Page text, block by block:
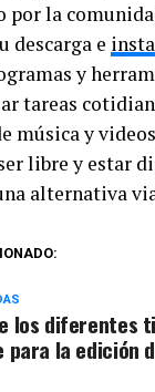
por la
descarga e
y
tareas
música y
libre y estar
alternativa
los diferentes
para la edición